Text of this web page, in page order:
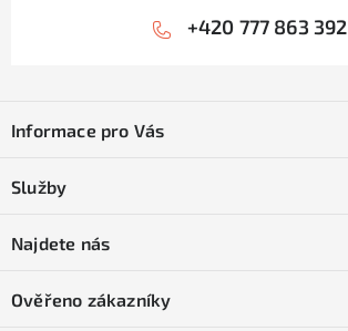
+420 777 863 392
pInformace pro Vás
Obchodní podmínky
Podmínky GDPR
Služby
Naše prodejna
Najdete nás
Ověřeno zákazníky